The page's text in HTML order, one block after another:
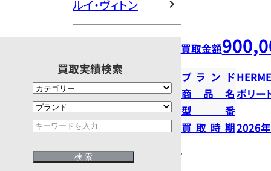
ルイ・ヴィトン
買取実績検索
買取金額
ブランド
商品名ボリー
型番
買取時期2026